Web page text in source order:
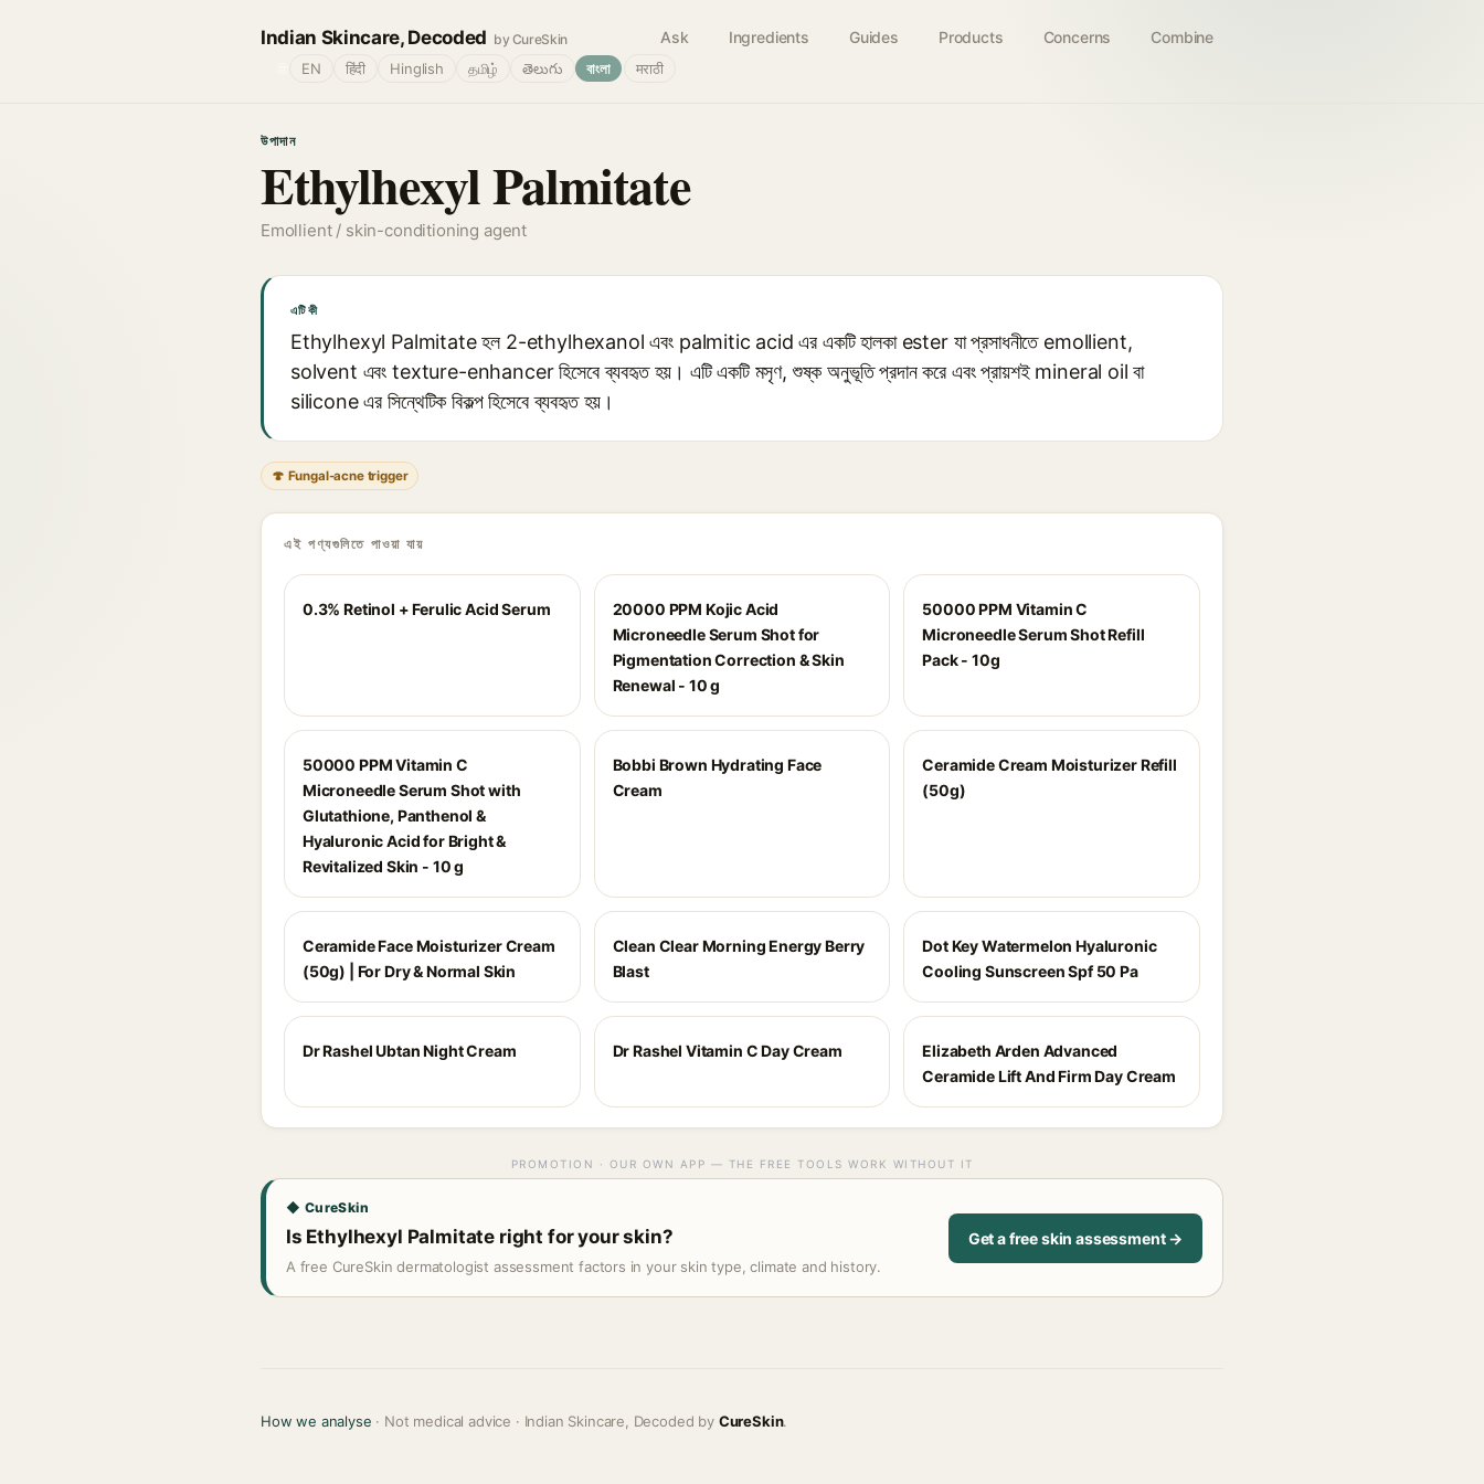
Indian Skincare, Decoded by CureSkin Ask Ingredients Guides Products Concerns Combine
EN हिंदी Hinglish தமிழ் తెలుగు বাংলা मराठी
উপাদান
Ethylhexyl Palmitate
Emollient / skin-conditioning agent
এটি কী
Ethylhexyl Palmitate হল 2-ethylhexanol এবং palmitic acid এর একটি হালকা ester যা প্রসাধনীতে emollient,
solvent এবং texture-enhancer হিসেবে ব্যবহৃত হয়। এটি একটি মসৃণ, শুষ্ক অনুভূতি প্রদান করে এবং প্রায়শই mineral oil বা
silicone এর সিন্থেটিক বিকল্প হিসেবে ব্যবহৃত হয়।
🍄 Fungal-acne trigger
এই পণ্যগুলিতে পাওয়া যায়
0.3% Retinol + Ferulic Acid Serum
20000 PPM Kojic Acid
Microneedle Serum Shot for
Pigmentation Correction & Skin
Renewal - 10 g
50000 PPM Vitamin C
Microneedle Serum Shot Refill
Pack - 10g
50000 PPM Vitamin C
Microneedle Serum Shot with
Glutathione, Panthenol &
Hyaluronic Acid for Bright &
Revitalized Skin - 10 g
Bobbi Brown Hydrating Face
Cream
Ceramide Cream Moisturizer Refill
(50g)
Ceramide Face Moisturizer Cream
(50g) | For Dry & Normal Skin
Clean Clear Morning Energy Berry
Blast
Dot Key Watermelon Hyaluronic
Cooling Sunscreen Spf 50 Pa
Dr Rashel Ubtan Night Cream Dr Rashel Vitamin C Day Cream
Elizabeth Arden Advanced
Ceramide Lift And Firm Day Cream
PROMOTION · OUR OWN APP — THE FREE TOOLS WORK WITHOUT IT
◆ CureSkin
Is Ethylhexyl Palmitate right for your skin?
A free CureSkin dermatologist assessment factors in your skin type, climate and history.
Get a free skin assessment →
How we analyse · Not medical advice · Indian Skincare, Decoded by CureSkin.